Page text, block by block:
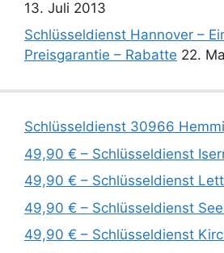
13. Juli 2013
Schlüsseldienst Hannover –
Preisgarantie – Rabatte 22.
Schlüsseldienst 30966
49,90 € – Schlüsseldienst
49,90 € – Schlüsseldienst
49,90 € – Schlüsseldienst
49,90 € – Schlüsseldienst